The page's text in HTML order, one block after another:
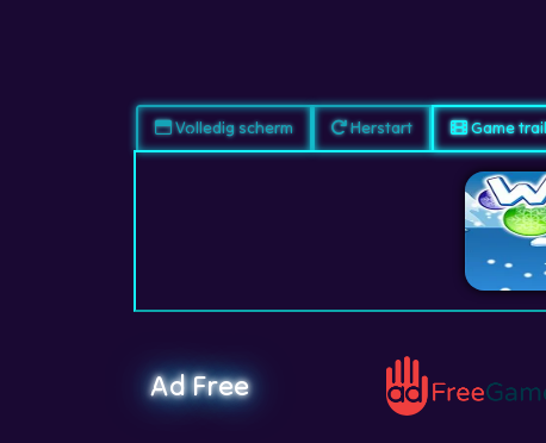
Volledig scherm Herstart Game
Ad Free